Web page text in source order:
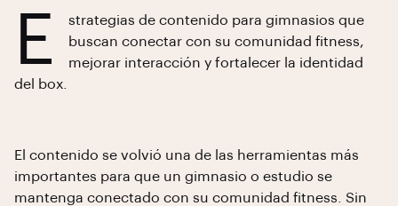
E
strategias de contenido para gimnasios que
buscan conectar con su comunidad fitness,
mejorar interacción y fortalecer la identidad
del box.
El contenido se volvió una de las herramientas más
importantes para que un gimnasio o estudio se
mantenga conectado con su comunidad fitness. Sin